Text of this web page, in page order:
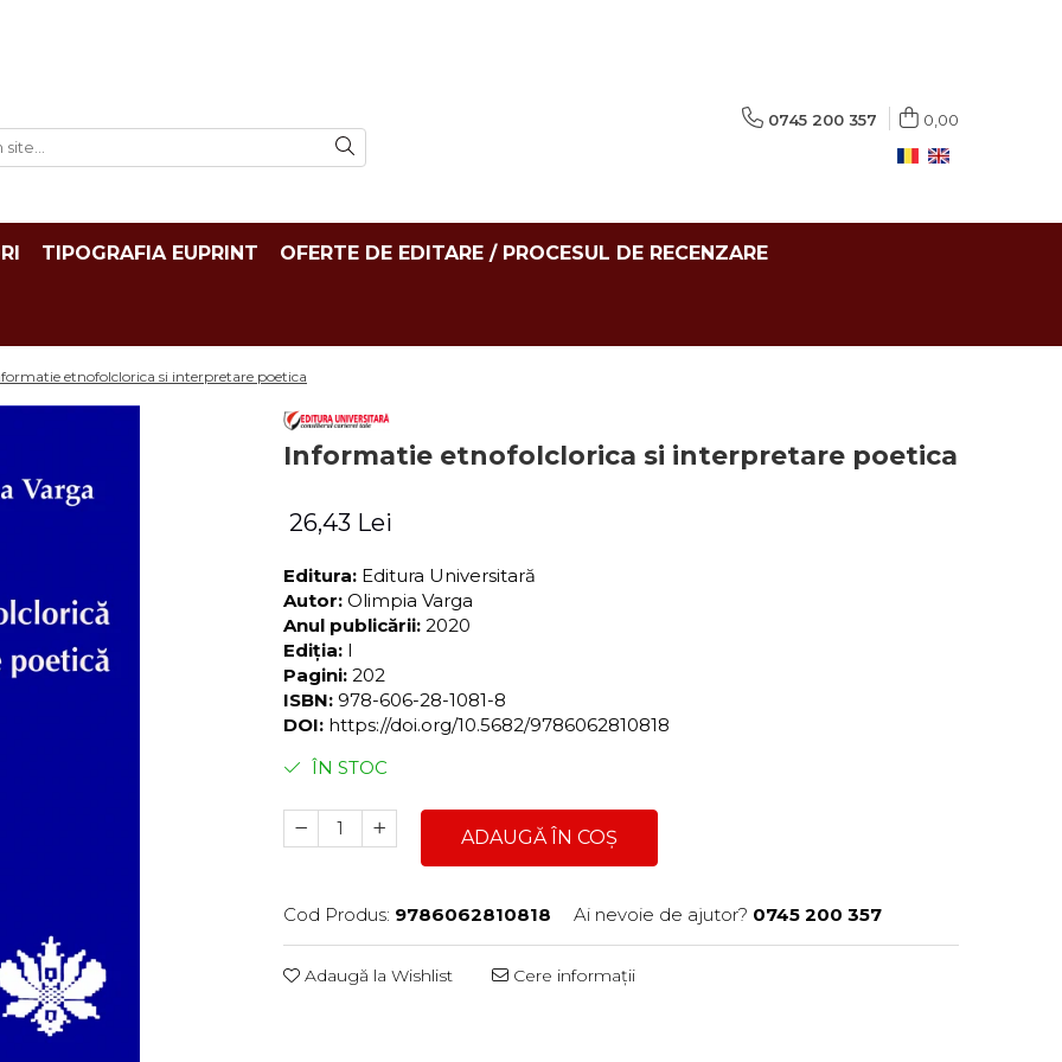
0745 200 357 0,00
TIPOGRAFIA EUPRINT OFERTE DE EDITARE / PROCESUL DE RECENZARE
etnofolclorica si interpretare poetica
Informatie etnofolclorica si interpretare poetica
26,43 Lei
Editura: Editura Universitară
Autor: Olimpia Varga
Anul publicării: 2020
Ediția: I
Pagini: 202
ISBN: 978-606-28-1081-8
DOI: https://doi.org/10.5682/9786062810818
ÎN STOC
ADAUGĂ ÎN COȘ
Cod Produs: 9786062810818 Ai nevoie de ajutor? 0745 200 357
Adaugă la Wishlist Cere informații